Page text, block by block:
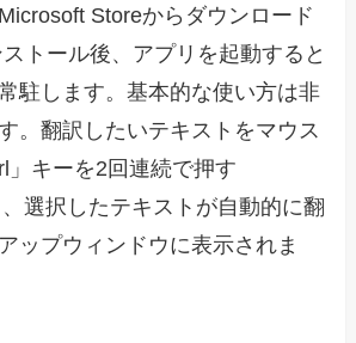
Storeからダウンロード
トール後、アプリを起動すると
駐します。基本的な使い方は非
。翻訳したいテキストをマウス
」キーを2回連続で押す
、選択したテキストが自動的に翻
ップウィンドウに表示されま